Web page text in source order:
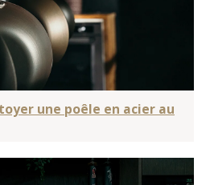
une poêle en acier au